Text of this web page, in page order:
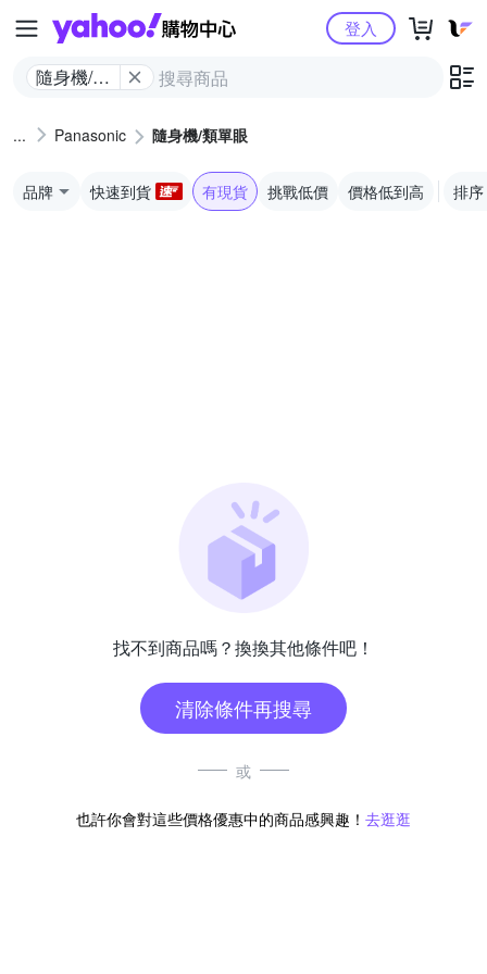
Yahoo購物中心
隨身機/類
登入
Panasonic 隨身機/類單眼
品牌 快速到貨 有現貨 挑戰低價 價格低到高 排序
找不到商品嗎？換換其他條件吧！
清除條件再搜尋
或
也許你會對這些價格優惠中的商品感興趣！ 去逛逛